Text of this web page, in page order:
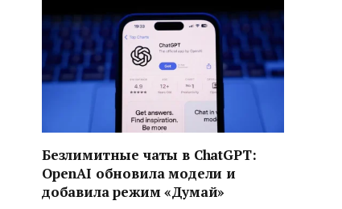
Безлимитные чаты в ChatGPT:
OpenAI обновила модели и
добавила режим «Думай»